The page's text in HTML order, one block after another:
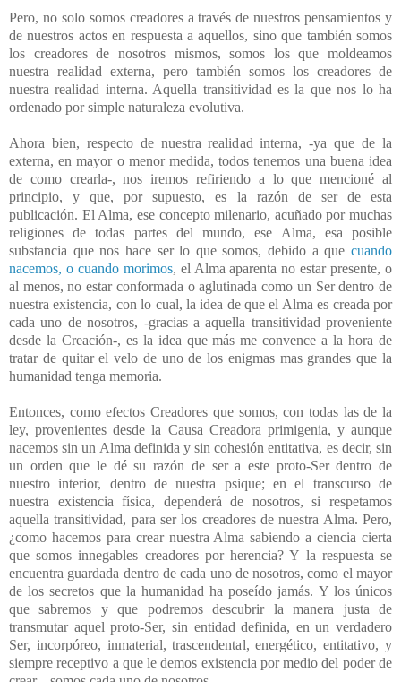
Pero, no solo somos creadores a través de nuestros pensamientos y
de nuestros actos en respuesta a aquellos, sino que también somos
los creadores de nosotros mismos, somos los que moldeamos
nuestra realidad externa, pero también somos los creadores de
nuestra realidad interna. Aquella transitividad es la que nos lo ha
ordenado por simple naturaleza evolutiva.
Ahora bien, respecto de nuestra realidad interna, -ya que de la
externa, en mayor o menor medida, todos tenemos una buena idea
de como crearla-, nos iremos refiriendo a lo que mencioné al
principio, y que, por supuesto, es la razón de ser de esta
publicación. El Alma, ese concepto milenario, acuñado por muchas
religiones de todas partes del mundo, ese Alma, esa posible
substancia que nos hace ser lo que somos, debido a que cuando
nacemos, o cuando morimos, el Alma aparenta no estar presente, o
al menos, no estar conformada o aglutinada como un Ser dentro de
nuestra existencia, con lo cual, la idea de que el Alma es creada por
cada uno de nosotros, -gracias a aquella transitividad proveniente
desde la Creación-, es la idea que más me convence a la hora de
tratar de quitar el velo de uno de los enigmas mas grandes que la
humanidad tenga memoria.
Entonces, como efectos Creadores que somos,con todas las de la
ley, provenientes desde la Causa Creadora primigenia, y aunque
nacemos sin un Alma definida y sin cohesión entitativa, es decir, sin
un orden que le dé su razón de ser a este proto-Ser dentro de
nuestro interior, dentro de nuestra psique; en el transcurso de
nuestra existencia física, dependerá de nosotros, si respetamos
aquella transitividad, para ser los creadores de nuestra Alma. Pero,
¿como hacemos para crear nuestra Alma sabiendo a ciencia cierta
que somos innegables creadores por herencia? Y la respuesta se
encuentra guardada dentro de cada uno de nosotros, como el mayor
de los secretos que la humanidad ha poseído jamás. Y los únicos
que sabremos y que podremos descubrir la manera justa de
transmutar aquel proto-Ser, sin entidad definida, en un verdadero
Ser, incorpóreo, inmaterial, trascendental, energético, entitativo, y
siempre receptivo a que le demos existencia por medio del poder de